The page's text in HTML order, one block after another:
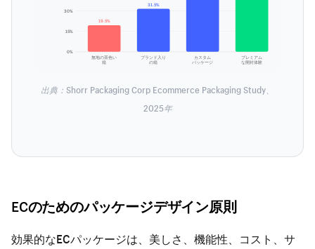
0%
15%
30%
19.5%
無地の茶色い
箱
31.5%
ブランド入り
の箱
カスタム
パッケージ
プレミアム
な開封体験
出典：Shorr Packaging Corp Ecommerce Packaging Study、
2025年
ECのためのパッケージデザイン原則
効果的なECパッケージは、美しさ、機能性、コスト、サ